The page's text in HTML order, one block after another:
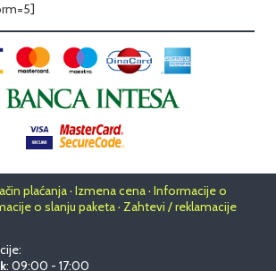
plaćanja · Izmena cena · Informacije o
o slanju paketa · Zahtevi / reklamacije
: 09:00 - 17:00